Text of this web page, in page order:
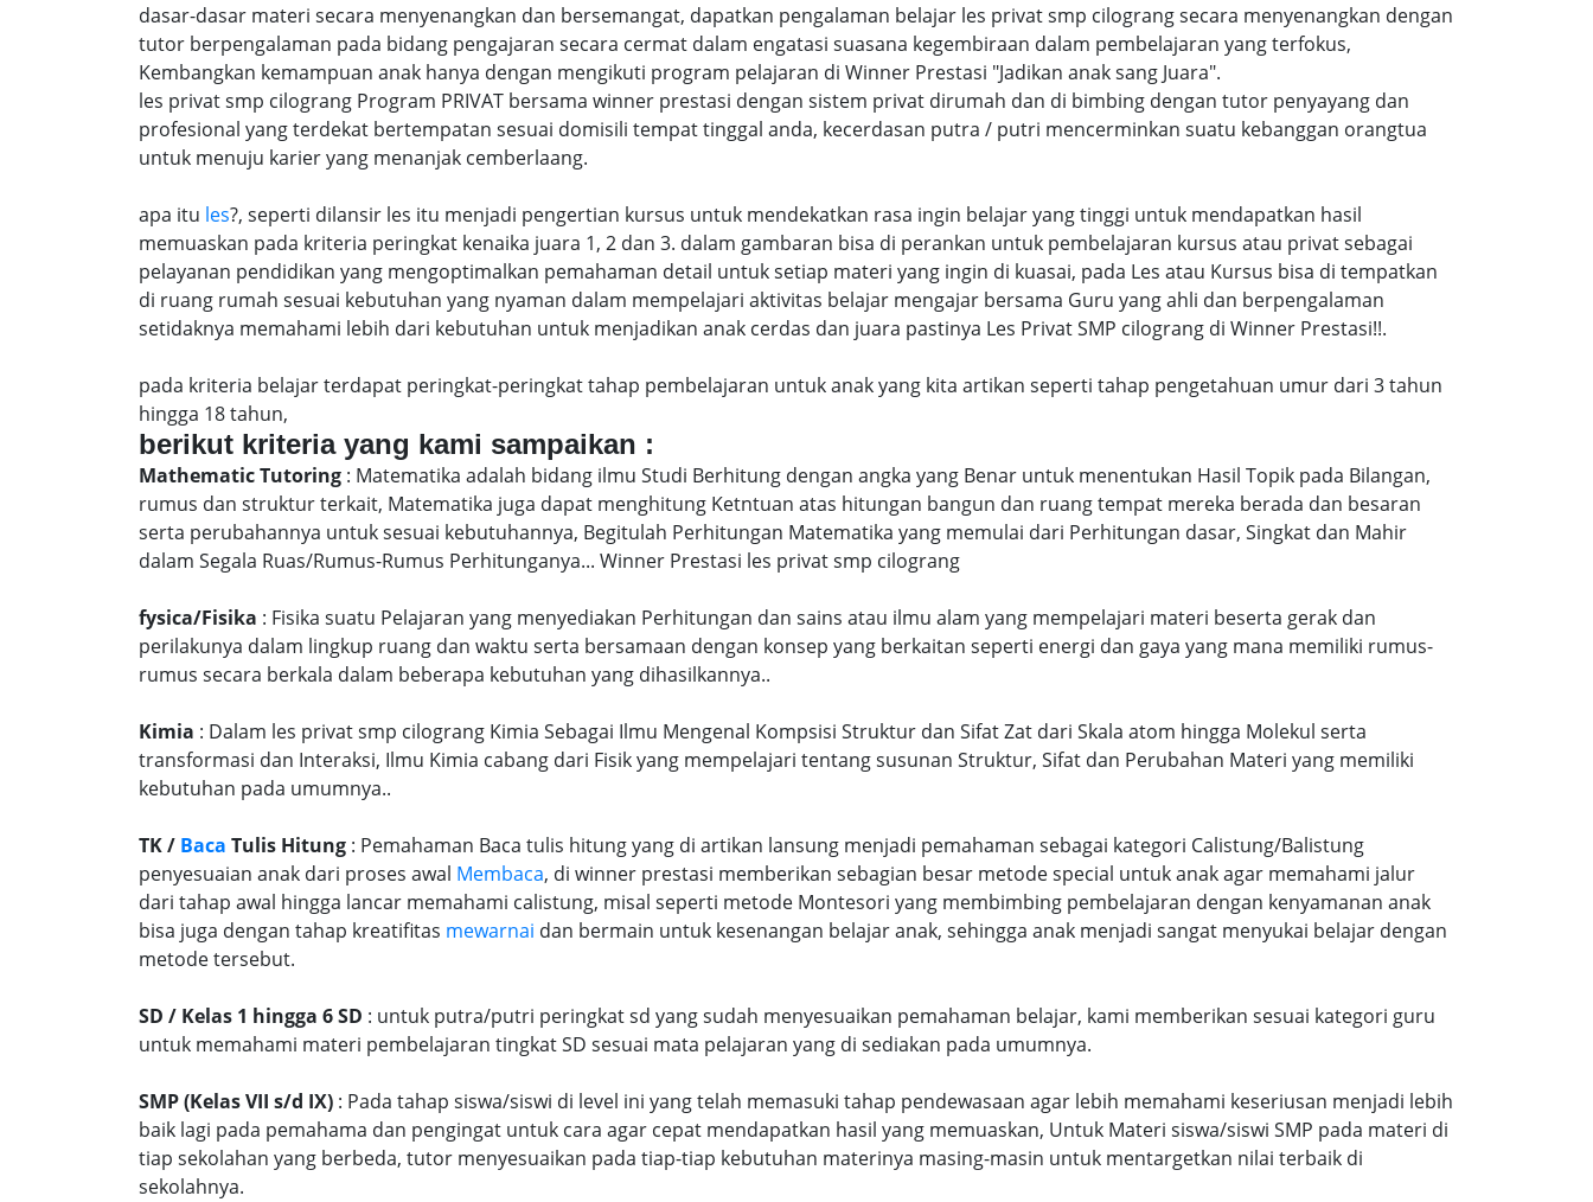
dasar-dasar materi secara menyenangkan dan bersemangat, dapatkan pengalaman belajar les privat smp cilograng secara menyenangkan dengan
tutor berpengalaman pada bidang pengajaran secara cermat dalam engatasi suasana kegembiraan dalam pembelajaran yang terfokus,
Kembangkan kemampuan anak hanya dengan mengikuti program pelajaran di Winner Prestasi "Jadikan anak sang Juara".
les privat smp cilograng Program PRIVAT bersama winner prestasi dengan sistem privat dirumah dan di bimbing dengan tutor penyayang dan
profesional yang terdekat bertempatan sesuai domisili tempat tinggal anda, kecerdasan putra / putri mencerminkan suatu kebanggan orangtua
untuk menuju karier yang menanjak cemberlaang.
apa itu les?, seperti dilansir les itu menjadi pengertian kursus untuk mendekatkan rasa ingin belajar yang tinggi untuk mendapatkan hasil
memuaskan pada kriteria peringkat kenaika juara 1, 2 dan 3. dalam gambaran bisa di perankan untuk pembelajaran kursus atau privat sebagai
pelayanan pendidikan yang mengoptimalkan pemahaman detail untuk setiap materi yang ingin di kuasai, pada Les atau Kursus bisa di tempatkan
di ruang rumah sesuai kebutuhan yang nyaman dalam mempelajari aktivitas belajar mengajar bersama Guru yang ahli dan berpengalaman
setidaknya memahami lebih dari kebutuhan untuk menjadikan anak cerdas dan juara pastinya Les Privat SMP cilograng di Winner Prestasi!!.
pada kriteria belajar terdapat peringkat-peringkat tahap pembelajaran untuk anak yang kita artikan seperti tahap pengetahuan umur dari 3 tahun
hingga 18 tahun,
berikut kriteria yang kami sampaikan :
Mathematic Tutoring : Matematika adalah bidang ilmu Studi Berhitung dengan angka yang Benar untuk menentukan Hasil Topik pada Bilangan,
rumus dan struktur terkait, Matematika juga dapat menghitung Ketntuan atas hitungan bangun dan ruang tempat mereka berada dan besaran
serta perubahannya untuk sesuai kebutuhannya, Begitulah Perhitungan Matematika yang memulai dari Perhitungan dasar, Singkat dan Mahir
dalam Segala Ruas/Rumus-Rumus Perhitunganya... Winner Prestasi les privat smp cilograng
fysica/Fisika : Fisika suatu Pelajaran yang menyediakan Perhitungan dan sains atau ilmu alam yang mempelajari materi beserta gerak dan
perilakunya dalam lingkup ruang dan waktu serta bersamaan dengan konsep yang berkaitan seperti energi dan gaya yang mana memiliki rumus-
rumus secara berkala dalam beberapa kebutuhan yang dihasilkannya..
Kimia : Dalam les privat smp cilograng Kimia Sebagai Ilmu Mengenal Kompsisi Struktur dan Sifat Zat dari Skala atom hingga Molekul serta
transformasi dan Interaksi, Ilmu Kimia cabang dari Fisik yang mempelajari tentang susunan Struktur, Sifat dan Perubahan Materi yang memiliki
kebutuhan pada umumnya..
TK / Baca Tulis Hitung : Pemahaman Baca tulis hitung yang di artikan lansung menjadi pemahaman sebagai kategori Calistung/Balistung
penyesuaian anak dari proses awal Membaca, di winner prestasi memberikan sebagian besar metode special untuk anak agar memahami jalur
dari tahap awal hingga lancar memahami calistung, misal seperti metode Montesori yang membimbing pembelajaran dengan kenyamanan anak
bisa juga dengan tahap kreatifitas mewarnai dan bermain untuk kesenangan belajar anak, sehingga anak menjadi sangat menyukai belajar dengan
metode tersebut.
SD / Kelas 1 hingga 6 SD : untuk putra/putri peringkat sd yang sudah menyesuaikan pemahaman belajar, kami memberikan sesuai kategori guru
untuk memahami materi pembelajaran tingkat SD sesuai mata pelajaran yang di sediakan pada umumnya.
SMP (Kelas VII s/d IX) : Pada tahap siswa/siswi di level ini yang telah memasuki tahap pendewasaan agar lebih memahami keseriusan menjadi lebih
baik lagi pada pemahama dan pengingat untuk cara agar cepat mendapatkan hasil yang memuaskan, Untuk Materi siswa/siswi SMP pada materi di
tiap sekolahan yang berbeda, tutor menyesuaikan pada tiap-tiap kebutuhan materinya masing-masin untuk mentargetkan nilai terbaik di
sekolahnya.